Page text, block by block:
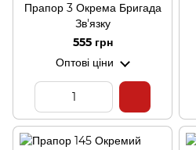
Прапор 3 Окрема Бригада
Зв'язку
555 грн
Оптові ціни